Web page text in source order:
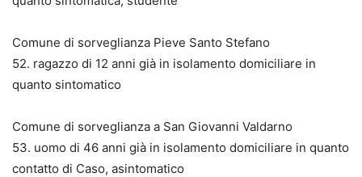
Comune di sorveglianza Pieve Santo Stefano
52. ragazzo di 12 anni già in isolamento domiciliare in
quanto sintomatico
Comune di sorveglianza a San Giovanni Valdarno
53. uomo di 46 anni già in isolamento domiciliare in quanto
contatto di Caso, asintomatico